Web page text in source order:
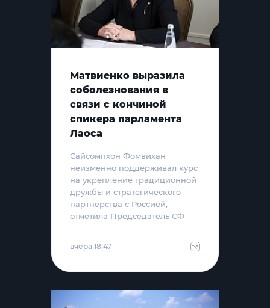
Матвиенко выразила
соболезнования в
связи с кончиной
спикера парламента
Лаоса
Сайсомпхон Фомвихан
неизменно поддерживал курс
на укрепление традиционной
дружбы и стратегического
партнёрства с Россией,
отметила Председатель СФ
вчера 18:47